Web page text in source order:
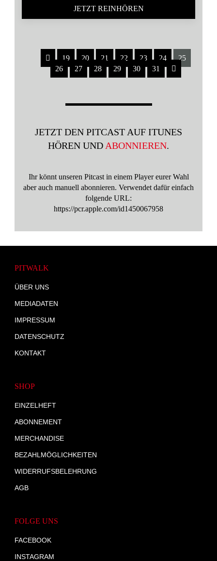
JETZT REINHÖREN
19 20 21 22 23 24
25
26
27 28 29 30 31
JETZT DEN PITCAST AUF ITUNES
HÖREN UND ABONNIEREN.
Ihr könnt unseren Pitcast in einem Player eurer Wahl
aber auch manuell abonnieren. Verwendet dafür einfach
folgende URL:
https://pcr.apple.com/id1450067958
PITWALK
ÜBER UNS
MEDIADATEN
IMPRESSUM
DATENSCHUTZ
KONTAKT
SHOP
EINZELHEFT
ABONNEMENT
MERCHANDISE
BEZAHLMÖGLICHKEITEN
WIDERRUFSBELEHRUNG
AGB
FOLGE UNS
FACEBOOK
INSTAGRAM